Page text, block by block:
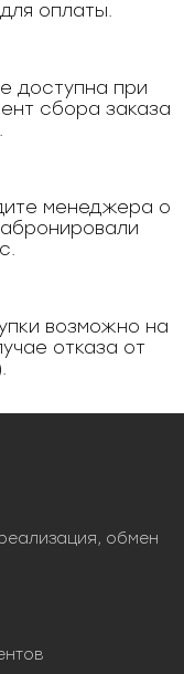
оплаты.
доступна при
сбора заказа
менеджера о
возможно на
отказа от
обмен